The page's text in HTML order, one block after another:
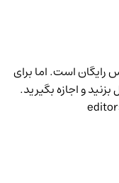
است. اما برای
و اجازه بگیرید.